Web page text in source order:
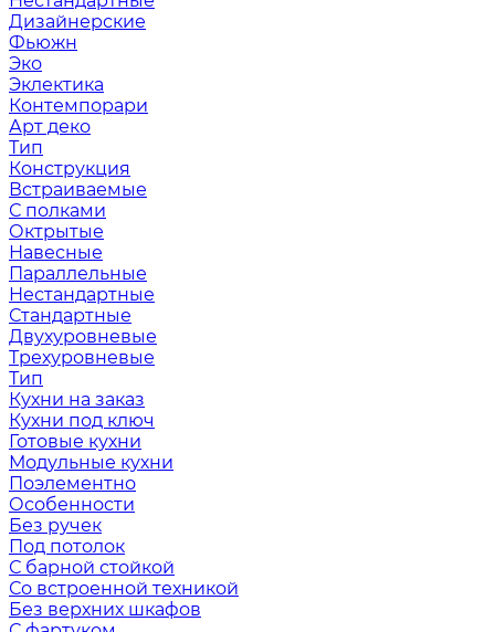
Дизайнерские
Фьюжн
Эко
Эклектика
Контемпорари
Арт деко
Тип
Конструкция
Встраиваемые
С полками
Октрытые
Навесные
Параллельные
Нестандартные
Стандартные
Двухуровневые
Трехуровневые
Тип
Кухни на заказ
Кухни под ключ
Готовые кухни
Модульные кухни
Поэлементно
Особенности
Без ручек
Под потолок
С барной стойкой
Со встроенной техникой
Без верхних шкафов